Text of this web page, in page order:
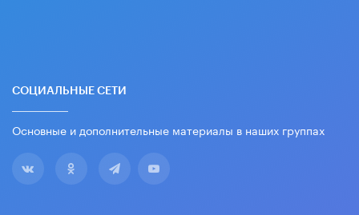
СОЦИАЛЬНЫЕ СЕТИ
Основные и дополнительные материалы в наших группах